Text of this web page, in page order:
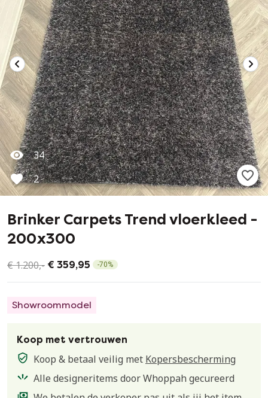
34
2
Brinker Carpets Trend vloerkleed -
200x300
€ 1.200,- € 359,95 -70%
Showroommodel
Koop met vertrouwen
Koop & betaal veilig met Kopersbescherming
Alle designeritems door Whoppah gecureerd